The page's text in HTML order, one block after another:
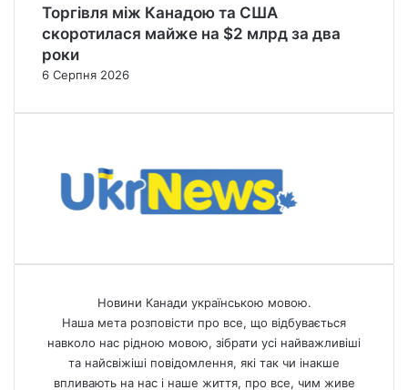
Торгівля між Канадою та США
скоротилася майже на $2 млрд за два
роки
6 Серпня 2026
Новини Канади українською мовою.
Наша мета розповісти про все, що відбувається
навколо нас рідною мовою, зібрати усі найважливіші
та найсвіжіші повідомлення, які так чи інакше
впливають на нас і наше життя, про все, чим живе